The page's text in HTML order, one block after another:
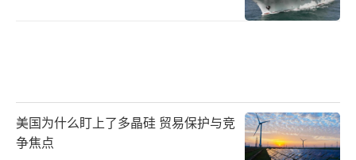
美国为什么盯上了多晶硅 贸易保护与竞
争焦点